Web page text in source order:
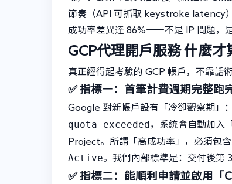
節奏（API 可抓取 keystroke latency
成功率差異達 86%——不是 IP 問題，
GCP代理開戶服務什麼才
真正經得起考驗的 GCP 帳戶，不靠話
✅ 指標一：首筆計費週期完整跑
Google 對新帳戶設有「冷卻觀察期」
quota exceeded，系統會自動加入
Project。所謂「高成功率」，必須包
Active。我們內部標準是：交付後第
✅ 指標二：能順利申請並啟用「